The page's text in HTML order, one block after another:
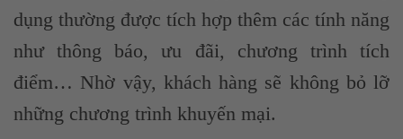
dụng thường được tích hợp thêm các tính năng
như thông báo, ưu đãi, chương trình tích
điểm… Nhờ vậy, khách hàng sẽ không bỏ lỡ
những chương trình khuyến mại.